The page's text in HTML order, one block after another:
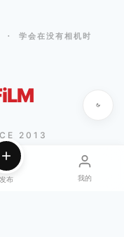
学会在没有相机时
2013
发布 我的